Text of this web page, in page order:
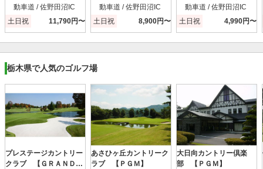
動車道 / 佐野田沼IC
土日祝
11,790円〜
動車道 / 佐野田沼IC
土日祝
8,900円〜
動車道 / 佐野田沼IC
土日祝
4,990円〜
栃木県で人気のゴルフ場
プレステージカントリー
クラブ 【ＧＲＡＮＤ
あさひヶ丘カントリーク
ラブ 【ＰＧＭ】
大日向カントリー倶楽
部 【ＰＧＭ】